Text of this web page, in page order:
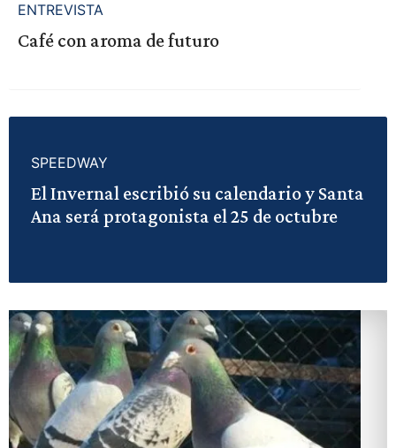
ENTREVISTA
Café con aroma de futuro
SPEEDWAY
El Invernal escribió su calendario y Santa
Ana será protagonista el 25 de octubre